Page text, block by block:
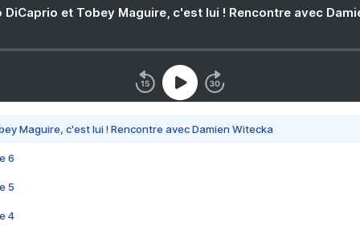
DiCaprio et Tobey Maguire, c'est lui ! Rencontre avec
Maguire, c'est lui ! Rencontre avec Damien Witecka
6
5
4